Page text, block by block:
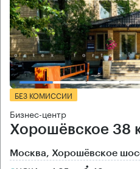
БЕЗ КОМИССИИ
Бизнес-центр
Хорошёвское 38
Москва, Хорошёвское